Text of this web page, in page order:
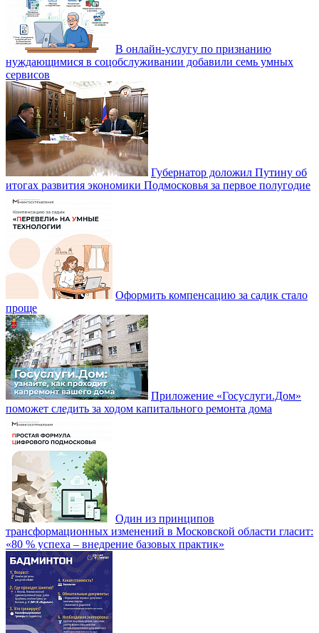
В онлайн-услугу по признанию
нуждающимися в соцобслуживании добавили семь умных
сервисов
Губернатор доложил Путину об
итогах развития экономики Подмосковья за первое полугодие
Оформить компенсацию за садик стало
проще
Приложение «Госуслуги.Дом»
поможет следить за ходом капитального ремонта дома
Один из принципов
трансформационных изменений в Московской области гласит:
«80 % успеха – внедрение базовых практик»